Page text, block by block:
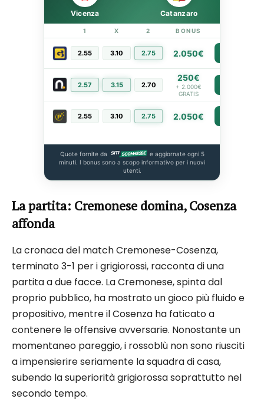
Vicenza Catanzaro
1 X 2 BONUS
2.55 3.10 2.75 2.050€
2.57 3.15 2.70
250€
+ 2.000€
GRATIS
2.55 3.10 2.75 2.050€
Quote fornite da
e aggiornate ogni 5
minuti. I bonus sono a scopo informativo per i nuovi
utenti.
La partita: Cremonese domina, Cosenza
affonda
La cronaca del match Cremonese-Cosenza,
terminato 3-1 per i grigiorossi, racconta di una
partita a due facce. La Cremonese, spinta dal
proprio pubblico, ha mostrato un gioco più fluido e
propositivo, mentre il Cosenza ha faticato a
contenere le offensive avversarie. Nonostante un
momentaneo pareggio, i rossoblù non sono riusciti
a impensierire seriamente la squadra di casa,
subendo la superiorità grigiorossa soprattutto nel
secondo tempo.